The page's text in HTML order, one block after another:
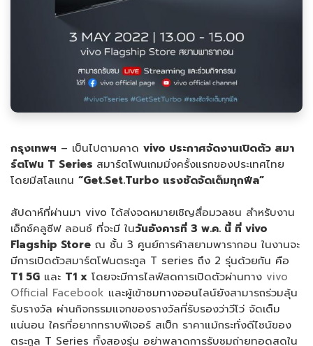
กรุงเทพฯ – เป็นไปตามคาด vivo ประกาศจัดงานเปิดตัว สมา
ร์ตโฟน T Series สมาร์ตโฟนเกมมิ่งครั้งแรกของประเทศไทย
โดยมีสโลแกน “Get.Set.Turbo แรงชัดจัดเต็มทุกฟีล”
สัปดาห์ที่ผ่านมา vivo ได้ส่งจดหมายเชิญสื่อมวลชน สำหรับงาน
เอ็กซ์คลูซีฟ ลอนช์ ที่จะมี ในวันอังคารที่ 3 พ.ค. นี้ ที่ vivo
Flagship Store ณ ชั้น 3 ศูนย์การค้าสยามพารากอน ในงานจะ
มีการเปิดตัวสมาร์ตโฟนตระกูล T series ถึง 2 รุ่นด้วยกัน คือ
T1 5G และ T1 x โดยจะมีการไลฟ์สดการเปิดตัวผ่านทาง vivo
Official Facebook และผู้เข้าชมทางออนไลน์ยังสามารถร่วมลุ้น
รับรางวัล ผ่านกิจกรรมแจกของรางวัลที่รับรองว่าวีโว่ จัดเต็ม
แน่นอน ใครที่อยากทราบฟีเจอร์ สเป็ก ราคาแม้กระทั่งดีไซน์ของ
ตระกูล T Series ทั้งสองรุ่น อย่าพลาดการรับชมถ่ายทอดสดใน